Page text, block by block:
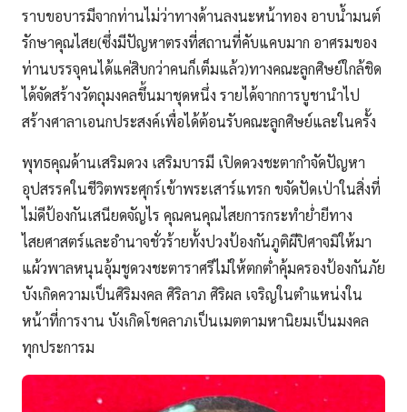
ราบขอบารมีจากท่านไม่ว่าทางด้านลงนะหน้าทอง อาบน้ำมนต์
รักษาคุณไสย(ซึ่งมีปัญหาตรงที่สถานที่คับแคบมาก อาศรมของ
ท่านบรรจุคนได้แค่สิบกว่าคนก็เต็มแล้ว)ทางคณะลูกศิษย์ใกล้ชิด
ได้จัดสร้างวัตถุมงคลขึ้นมาชุดหนึ่ง รายได้จากการบูชานำไป
สร้างศาลาเอนกประสงค์เพื่อได้ต้อนรับคณะลูกศิษย์และในครั้ง
พุทธคุณด้านเสริมดวง เสริมบารมี เปิดดวงชะตากำจัดปัญหา
อุปสรรคในชีวิตพระศุกร์เข้าพระเสาร์แทรก ขจัดปัดเป่าในสิ่งที่
ไม่ดีป้องกันเสนียดจัญไร คุณคนคุณไสยการกระทำย่ำยีทาง
ไสยศาสตร์และอำนาจชั่วร้ายทั้งปวงป้องกันภูติผีปิศาจมิให้มา
แผ้วพาลหนุนอุ้มชูดวงชะตาราศรีไม่ให้ตกต่ำคุ้มครองป้องกันภัย
บังเกิดความเป็นศิริมงคล ศิริลาภ ศิริผล เจริญในตำแหน่งใน
หน้าที่การงาน บังเกิดโชคลาภเป็นเมตตามหานิยมเป็นมงคล
ทุกประการม